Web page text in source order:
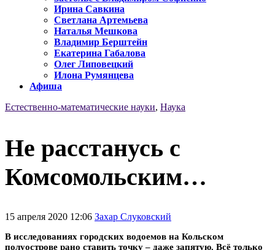
Ирина Савкина
Светлана Артемьева
Наталья Мешкова
Владимир Берштейн
Екатерина Габалова
Олег Липовецкий
Илона Румянцева
Афиша
Естественно-математические науки, Наука
Не расстанусь с
Комсомольским…
15 апреля 2020 12:06 Захар Слуковский
В исследованиях городских водоемов на Кольском
полуострове рано ставить точку – даже запятую. Всё только